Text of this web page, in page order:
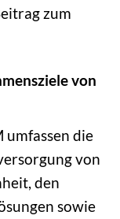
zum
von
umfassen die
von
den
sowie